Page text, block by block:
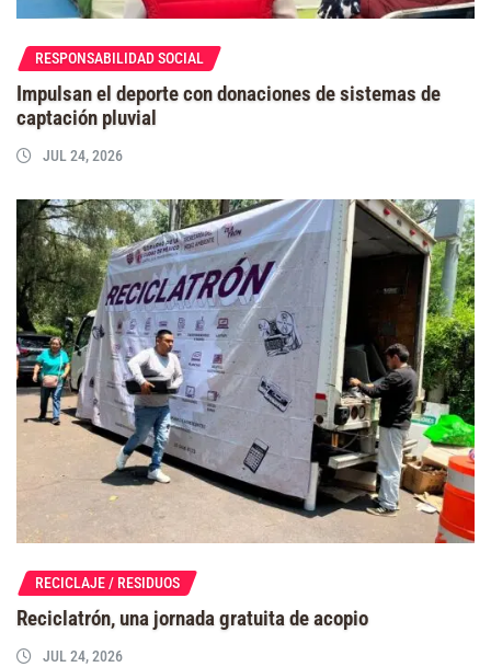
RESPONSABILIDAD SOCIAL
Impulsan el deporte con donaciones de sistemas de
captación pluvial
JUL 24, 2026
RECICLAJE / RESIDUOS
Reciclatrón, una jornada gratuita de acopio
JUL 24, 2026